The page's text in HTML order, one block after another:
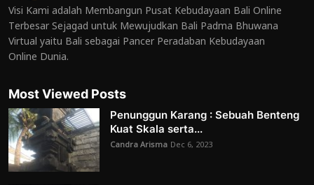
Visi Kami adalah Membangun Pusat Kebudayaan Bali Online
Terbesar Sejagad untuk Mewujudkan Bali Padma Bhuwana
Virtual yaitu Bali sebagai Pancer Peradaban Kebudayaan
Online Dunia.
Most Viewed Posts
Penunggun Karang : Sebuah Benteng
Kuat Skala serta...
Candra Arisma Dec 6, 2023